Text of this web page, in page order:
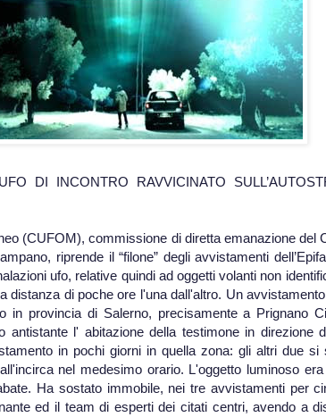
DI INCONTRO RAVVICINATO
(CUFOM), commissione di diretta emanazione del
riprende il “filone” degli avvistamenti
ufo, relative quindi ad oggetti volanti non
distanza di poche ore l'una dall'altro. Un
in provincia di Salerno, precisamente a Prignano
antistante l' abitazione della testimone in direzione
in pochi giorni in quella zona: gli altri due si
nel medesimo orario. L'oggetto luminoso
Ha sostato immobile, nei tre avvistamenti per
ed il team di esperti dei citati centri, avendo a